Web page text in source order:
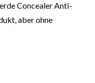
Concealer Anti-
aber ohne